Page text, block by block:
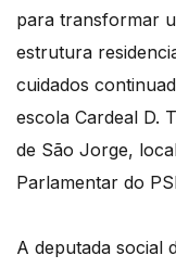
para transformar
estrutura
cuidados
escola Cardeal D.
de São Jorge,
Parlamentar do
A deputada social